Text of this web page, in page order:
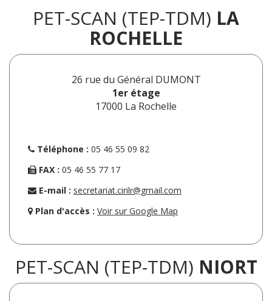
PET-SCAN (TEP-TDM) LA
ROCHELLE
26 rue du Général DUMONT
1er étage
17000 La Rochelle
Téléphone : 05 46 55 09 82
FAX : 05 46 55 77 17
E-mail : secretariat.cirilr@gmail.com
Plan d'accès : Voir sur Google Map
PET-SCAN (TEP-TDM) NIORT